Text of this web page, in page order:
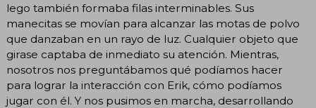
lego también formaba filas interminables. Sus
manecitas se movían para alcanzar las motas de polvo
que danzaban en un rayo de luz. Cualquier objeto que
girase captaba de inmediato su atención. Mientras,
nosotros nos preguntábamos qué podíamos hacer
para lograr la interacción con Erik, cómo podíamos
jugar con él. Y nos pusimos en marcha, desarrollando